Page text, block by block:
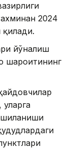
2024
қилади.
йўналиш
шароитининг